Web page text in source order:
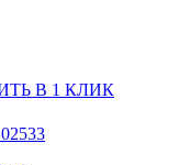
В 1 КЛИК